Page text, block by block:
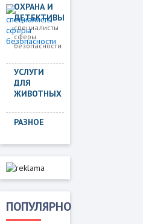
ОХРАНА И
ДЕТЕКТИВЫ
специалисты
сферы
безопасности
УСЛУГИ
ДЛЯ
ЖИВОТНЫХ
РАЗНОЕ
ПОПУЛЯРНО